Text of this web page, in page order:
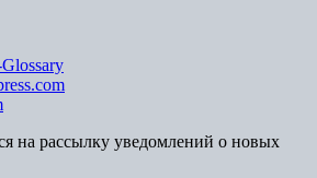
на рассылку уведомлений о новых